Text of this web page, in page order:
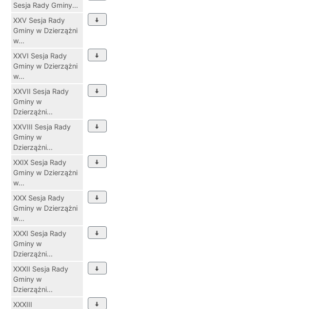
Sesja Rady Gminy...
XXV Sesja Rady
Gminy w Dzierzążni
w...
XXVI Sesja Rady
Gminy w Dzierzążni
w...
XXVII Sesja Rady
Gminy w
Dzierzążni...
XXVIII Sesja Rady
Gminy w
Dzierzążni...
XXIX Sesja Rady
Gminy w Dzierzążni
w...
XXX Sesja Rady
Gminy w Dzierzążni
w...
XXXI Sesja Rady
Gminy w
Dzierzążni...
XXXII Sesja Rady
Gminy w
Dzierzążni...
XXXIII